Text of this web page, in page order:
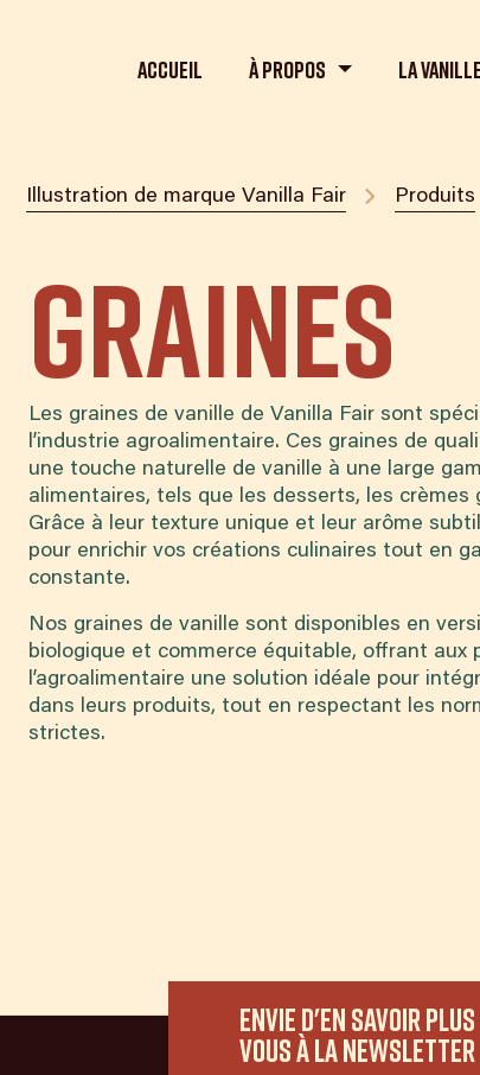
Accueil À propos La Vanille
Illustration de marque Vanilla Fair Produits
Graines
Les graines de vanille de Vanilla Fair sont
l’industrie agroalimentaire. Ces graines de
une touche naturelle de vanille à une large
alimentaires, tels que les desserts, les crèmes
Grâce à leur texture unique et leur arôme
pour enrichir vos créations culinaires tout en
constante.
Nos graines de vanille sont disponibles en
biologique et commerce équitable, offrant aux
l’agroalimentaire une solution idéale pour
dans leurs produits, tout en respectant les
strictes.
Envie d'en savoir plus
vous à la newsletter